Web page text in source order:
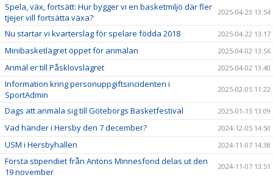
Spela, väx, fortsätt: Hur bygger vi en basketmiljö där fler
tjejer vill fortsätta växa?
2025-04-23 13:54
Nu startar vi kvarterslag för spelare födda 2018 2025-04-22 13:17
Minibasketlägret öppet för anmälan 2025-04-02 13:56
Anmäl er till Påsklovslägret 2025-04-02 13:40
Information kring personuppgiftsincidenten i
SportAdmin
2025-02-05 11:22
Dags att anmäla sig till Göteborgs Basketfestival 2025-01-15 13:09
Vad händer i Hersby den 7 december? 2024-12-05 14:50
USM i Hersbyhallen 2024-11-07 14:38
Första stipendiet från Antons Minnesfond delas ut den
19 november
2024-11-07 13:51